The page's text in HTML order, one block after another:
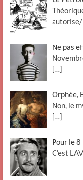
Ne pas
[…]
Orphée,
Non, le
[…]
Pour le 8
C’est